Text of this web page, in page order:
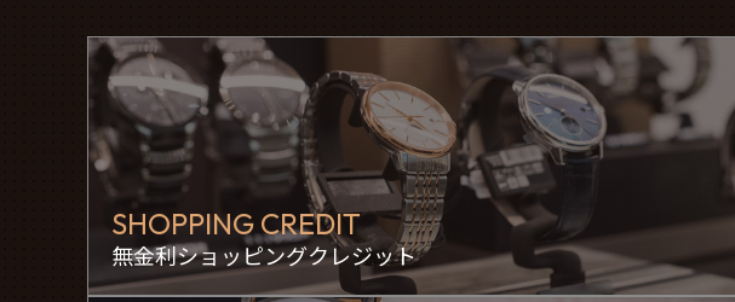
SHOPPING CREDIT
無金利ショッピングクレジット